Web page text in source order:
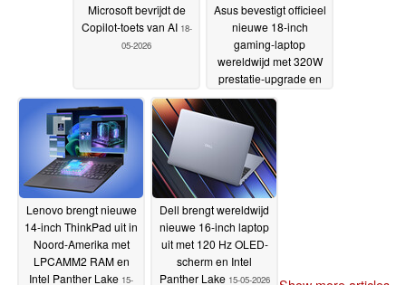
Microsoft bevrijdt de
Copilot-toets van AI 18-
05-2026
Asus bevestigt officieel
nieuwe 18-inch
gaming-laptop
wereldwijd met 320W
prestatie-upgrade en
4K Mini LED-scherm
16-05-2026
Lenovo brengt nieuwe
14-inch ThinkPad uit in
Noord-Amerika met
LPCAMM2 RAM en
Intel Panther Lake 15-
Dell brengt wereldwijd
nieuwe 16-inch laptop
uit met 120 Hz OLED-
scherm en Intel
Panther Lake 15-05-2026